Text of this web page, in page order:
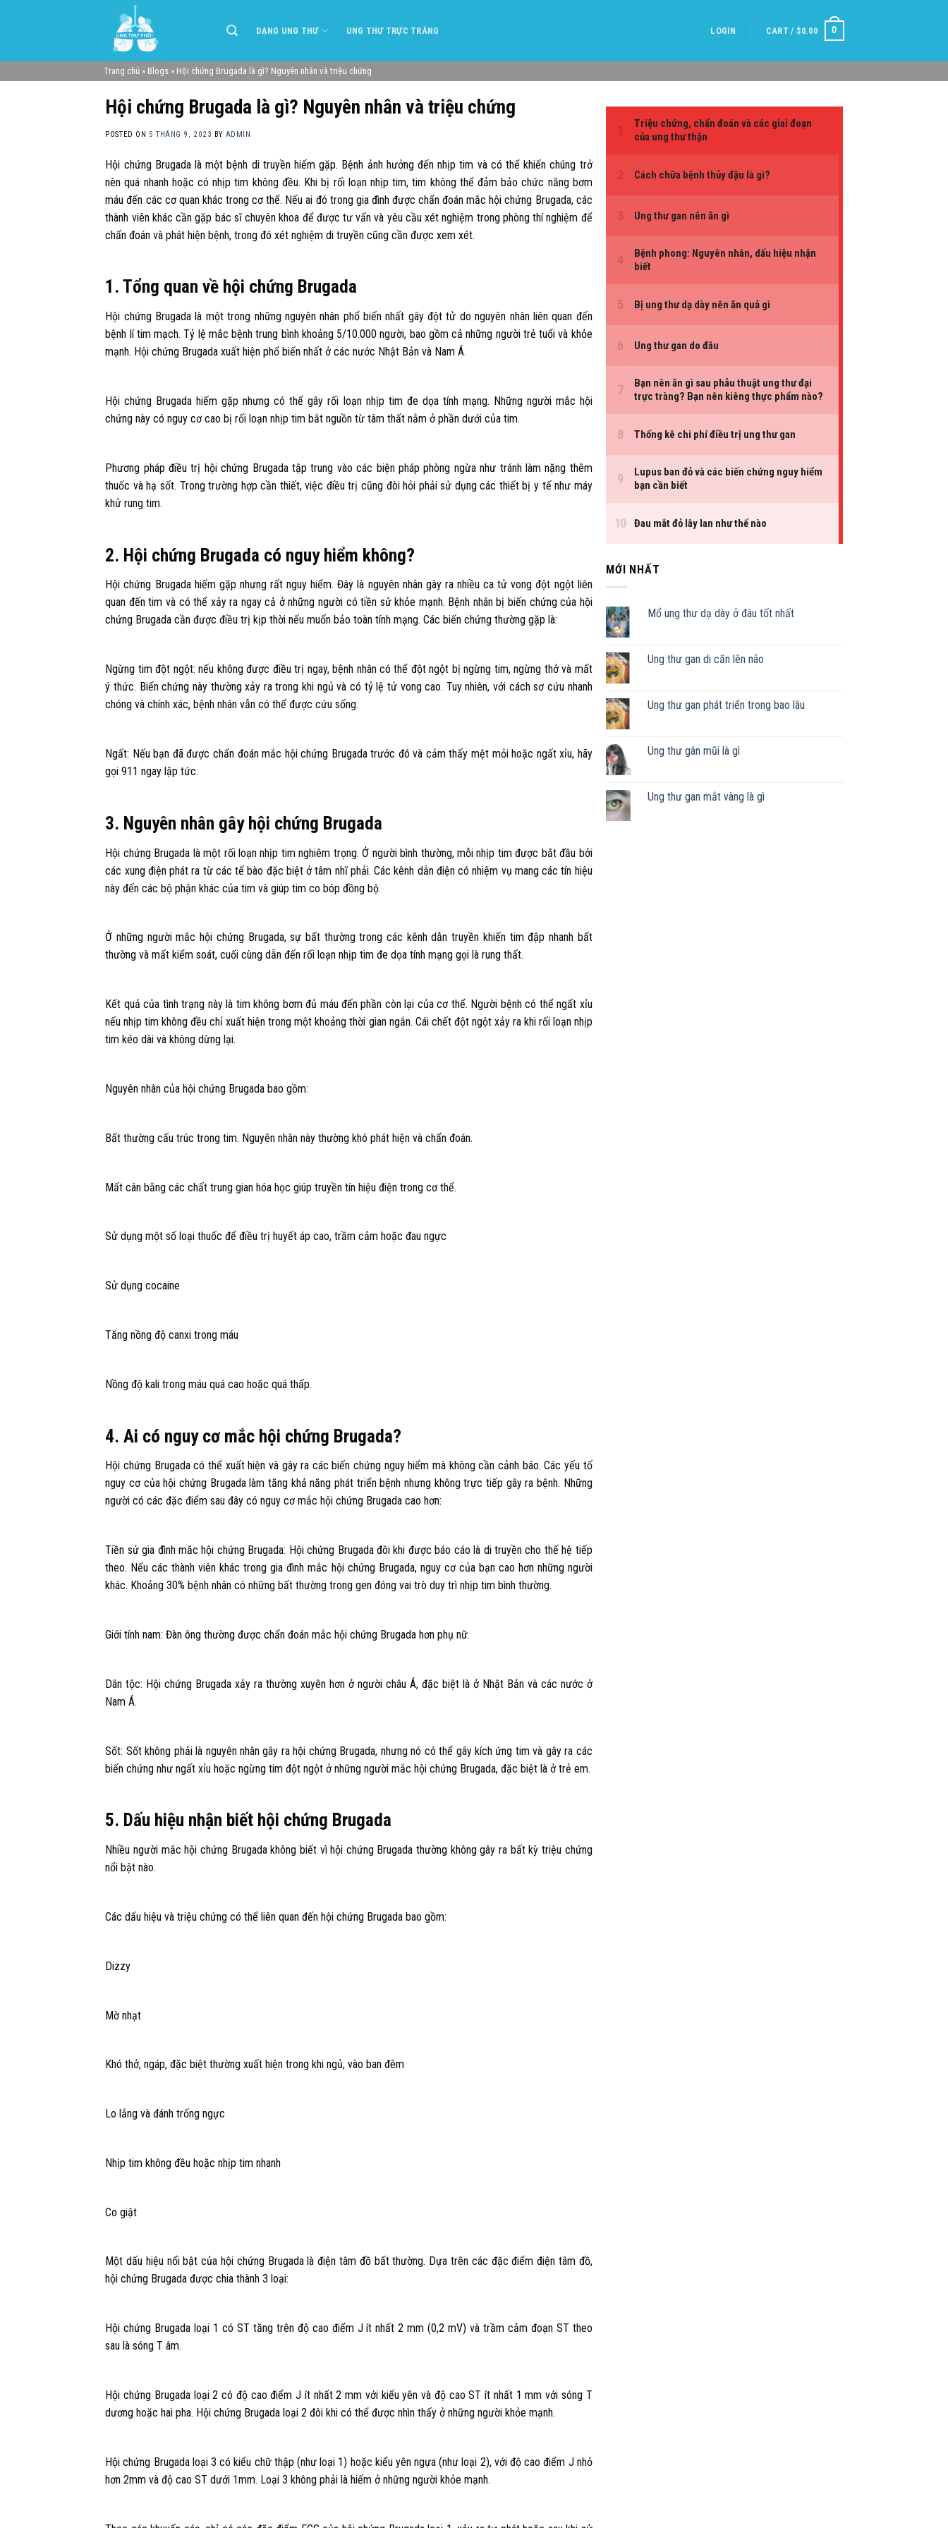
DẠNG UNG THƯ UNG THƯ TRỰC TRÀNG LOGIN CART / $0.00 0
Trang chủ » Blogs » Hội chứng Brugada là gì? Nguyên nhân và triệu chứng
Hội chứng Brugada là gì? Nguyên nhân và triệu chứng
POSTED ON 5 THÁNG 9, 2023 BY ADMIN
Hội chứng Brugada là một bệnh di truyền hiếm gặp. Bệnh ảnh hưởng đến nhịp tim và có thể khiến chúng trở
nên quá nhanh hoặc có nhịp tim không đều. Khi bị rối loạn nhịp tim, tim không thể đảm bảo chức năng bơm
máu đến các cơ quan khác trong cơ thể. Nếu ai đó trong gia đình được chẩn đoán mắc hội chứng Brugada, các
thành viên khác cần gặp bác sĩ chuyên khoa để được tư vấn và yêu cầu xét nghiệm trong phòng thí nghiệm để
chẩn đoán và phát hiện bệnh, trong đó xét nghiệm di truyền cũng cần được xem xét.
1. Tổng quan về hội chứng Brugada
Hội chứng Brugada là một trong những nguyên nhân phổ biến nhất gây đột tử do nguyên nhân liên quan đến
bệnh lí tim mạch. Tỷ lệ mắc bệnh trung bình khoảng 5/10.000 người, bao gồm cả những người trẻ tuổi và khỏe
mạnh. Hội chứng Brugada xuất hiện phổ biến nhất ở các nước Nhật Bản và Nam Á.
Hội chứng Brugada hiếm gặp nhưng có thể gây rối loạn nhịp tim đe dọa tính mạng. Những người mắc hội
chứng này có nguy cơ cao bị rối loạn nhịp tim bắt nguồn từ tâm thất nằm ở phần dưới của tim.
Phương pháp điều trị hội chứng Brugada tập trung vào các biện pháp phòng ngừa như tránh làm nặng thêm
thuốc và hạ sốt. Trong trường hợp cần thiết, việc điều trị cũng đòi hỏi phải sử dụng các thiết bị y tế như máy
khử rung tim.
2. Hội chứng Brugada có nguy hiểm không?
Hội chứng Brugada hiếm gặp nhưng rất nguy hiểm. Đây là nguyên nhân gây ra nhiều ca tử vong đột ngột liên
quan đến tim và có thể xảy ra ngay cả ở những người có tiền sử khỏe mạnh. Bệnh nhân bị biến chứng của hội
chứng Brugada cần được điều trị kịp thời nếu muốn bảo toàn tính mạng. Các biến chứng thường gặp là:
Ngừng tim đột ngột: nếu không được điều trị ngay, bệnh nhân có thể đột ngột bị ngừng tim, ngừng thở và mất
ý thức. Biến chứng này thường xảy ra trong khi ngủ và có tỷ lệ tử vong cao. Tuy nhiên, với cách sơ cứu nhanh
chóng và chính xác, bệnh nhân vẫn có thể được cứu sống.
Ngất: Nếu bạn đã được chẩn đoán mắc hội chứng Brugada trước đó và cảm thấy mệt mỏi hoặc ngất xỉu, hãy
gọi 911 ngay lập tức.
3. Nguyên nhân gây hội chứng Brugada
Hội chứng Brugada là một rối loạn nhịp tim nghiêm trọng. Ở người bình thường, mỗi nhịp tim được bắt đầu bởi
các xung điện phát ra từ các tế bào đặc biệt ở tâm nhĩ phải. Các kênh dẫn điện có nhiệm vụ mang các tín hiệu
này đến các bộ phận khác của tim và giúp tim co bóp đồng bộ.
Ở những người mắc hội chứng Brugada, sự bất thường trong các kênh dẫn truyền khiến tim đập nhanh bất
thường và mất kiểm soát, cuối cùng dẫn đến rối loạn nhịp tim đe dọa tính mạng gọi là rung thất.
Kết quả của tình trạng này là tim không bơm đủ máu đến phần còn lại của cơ thể. Người bệnh có thể ngất xỉu
nếu nhịp tim không đều chỉ xuất hiện trong một khoảng thời gian ngắn. Cái chết đột ngột xảy ra khi rối loạn nhịp
tim kéo dài và không dừng lại.
Nguyên nhân của hội chứng Brugada bao gồm:
Bất thường cấu trúc trong tim. Nguyên nhân này thường khó phát hiện và chẩn đoán.
Mất cân bằng các chất trung gian hóa học giúp truyền tín hiệu điện trong cơ thể.
Sử dụng một số loại thuốc để điều trị huyết áp cao, trầm cảm hoặc đau ngực
Sử dụng cocaine
Tăng nồng độ canxi trong máu
Nồng độ kali trong máu quá cao hoặc quá thấp.
4. Ai có nguy cơ mắc hội chứng Brugada?
Hội chứng Brugada có thể xuất hiện và gây ra các biến chứng nguy hiểm mà không cần cảnh báo. Các yếu tố
nguy cơ của hội chứng Brugada làm tăng khả năng phát triển bệnh nhưng không trực tiếp gây ra bệnh. Những
người có các đặc điểm sau đây có nguy cơ mắc hội chứng Brugada cao hơn:
Tiền sử gia đình mắc hội chứng Brugada: Hội chứng Brugada đôi khi được báo cáo là di truyền cho thế hệ tiếp
theo. Nếu các thành viên khác trong gia đình mắc hội chứng Brugada, nguy cơ của bạn cao hơn những người
khác. Khoảng 30% bệnh nhân có những bất thường trong gen đóng vai trò duy trì nhịp tim bình thường.
Giới tính nam: Đàn ông thường được chẩn đoán mắc hội chứng Brugada hơn phụ nữ.
Dân tộc: Hội chứng Brugada xảy ra thường xuyên hơn ở người châu Á, đặc biệt là ở Nhật Bản và các nước ở
Nam Á.
Sốt: Sốt không phải là nguyên nhân gây ra hội chứng Brugada, nhưng nó có thể gây kích ứng tim và gây ra các
biến chứng như ngất xỉu hoặc ngừng tim đột ngột ở những người mắc hội chứng Brugada, đặc biệt là ở trẻ em.
5. Dấu hiệu nhận biết hội chứng Brugada
Nhiều người mắc hội chứng Brugada không biết vì hội chứng Brugada thường không gây ra bất kỳ triệu chứng
nổi bật nào.
Các dấu hiệu và triệu chứng có thể liên quan đến hội chứng Brugada bao gồm:
Dizzy
Mờ nhạt
Khó thở, ngáp, đặc biệt thường xuất hiện trong khi ngủ, vào ban đêm
Lo lắng và đánh trống ngực
Nhịp tim không đều hoặc nhịp tim nhanh
Co giật
Một dấu hiệu nổi bật của hội chứng Brugada là điện tâm đồ bất thường. Dựa trên các đặc điểm điện tâm đồ,
hội chứng Brugada được chia thành 3 loại:
Hội chứng Brugada loại 1 có ST tăng trên độ cao điểm J ít nhất 2 mm (0,2 mV) và trầm cảm đoạn ST theo
sau là sóng T âm.
Hội chứng Brugada loại 2 có độ cao điểm J ít nhất 2 mm với kiểu yên và độ cao ST ít nhất 1 mm với sóng T
dương hoặc hai pha. Hội chứng Brugada loại 2 đôi khi có thể được nhìn thấy ở những người khỏe mạnh.
Hội chứng Brugada loại 3 có kiểu chữ thập (như loại 1) hoặc kiểu yên ngựa (như loại 2), với độ cao điểm J nhỏ
hơn 2mm và độ cao ST dưới 1mm. Loại 3 không phải là hiếm ở những người khỏe mạnh.
MỚI NHẤT
Mổ ung thư dạ dày ở đâu tốt nhất
Ung thư gan di căn lên não
Ung thư gan phát triển trong bao lâu
Ung thư gân mũi là gì
Ung thư gan mắt vàng là gì